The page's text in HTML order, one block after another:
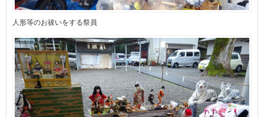
人形等のお祓いをする祭員